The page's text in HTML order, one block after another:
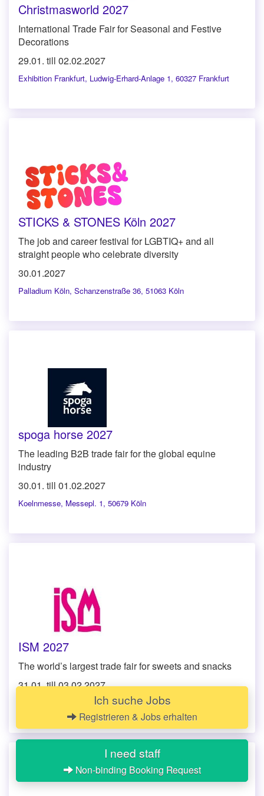
Christmasworld 2027
International Trade Fair for Seasonal and Festive
Decorations
29.01. till 02.02.2027
Exhibition Frankfurt, Ludwig-Erhard-Anlage 1, 60327 Frankfurt
STICKS & STONES Köln 2027
The job and career festival for LGBTIQ+ and all
straight people who celebrate diversity
30.01.2027
Palladium Köln, Schanzenstraße 36, 51063 Köln
spoga horse 2027
The leading B2B trade fair for the global equine
industry
30.01. till 01.02.2027
Koelnmesse, Messepl. 1, 50679 Köln
ISM 2027
The world’s largest trade fair for sweets and snacks
31.01. till 03.02.2027
Messeplatz 1, 50679 Köln
I need staff
Non-binding Booking Request
Ich suche Jobs
Registrieren & Jobs erhalten